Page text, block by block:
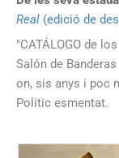
Real (edició de
"CATÁLOGO de
Salón de
on, sis anys i poc
Polític esmentat.